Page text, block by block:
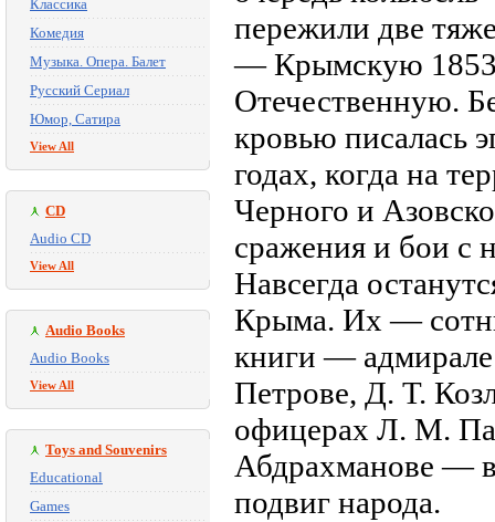
Классика
Комедия
Музыка. Опера. Балет
Русский Сериал
Юмор, Сатира
View All
CD
Audio CD
View All
Audio Books
Audio Books
View All
Toys and Souvenirs
Educational
Games
пережили две
— Крымскую
Отечественную.
кровью писалась
годах, когда на
Черного и
сражения и бои с
Навсегда
Крыма. Их — сотни
книги —
Петрове, Д. Т.
офицерах Л. М.
Абдрахманове —
подвиг народа.